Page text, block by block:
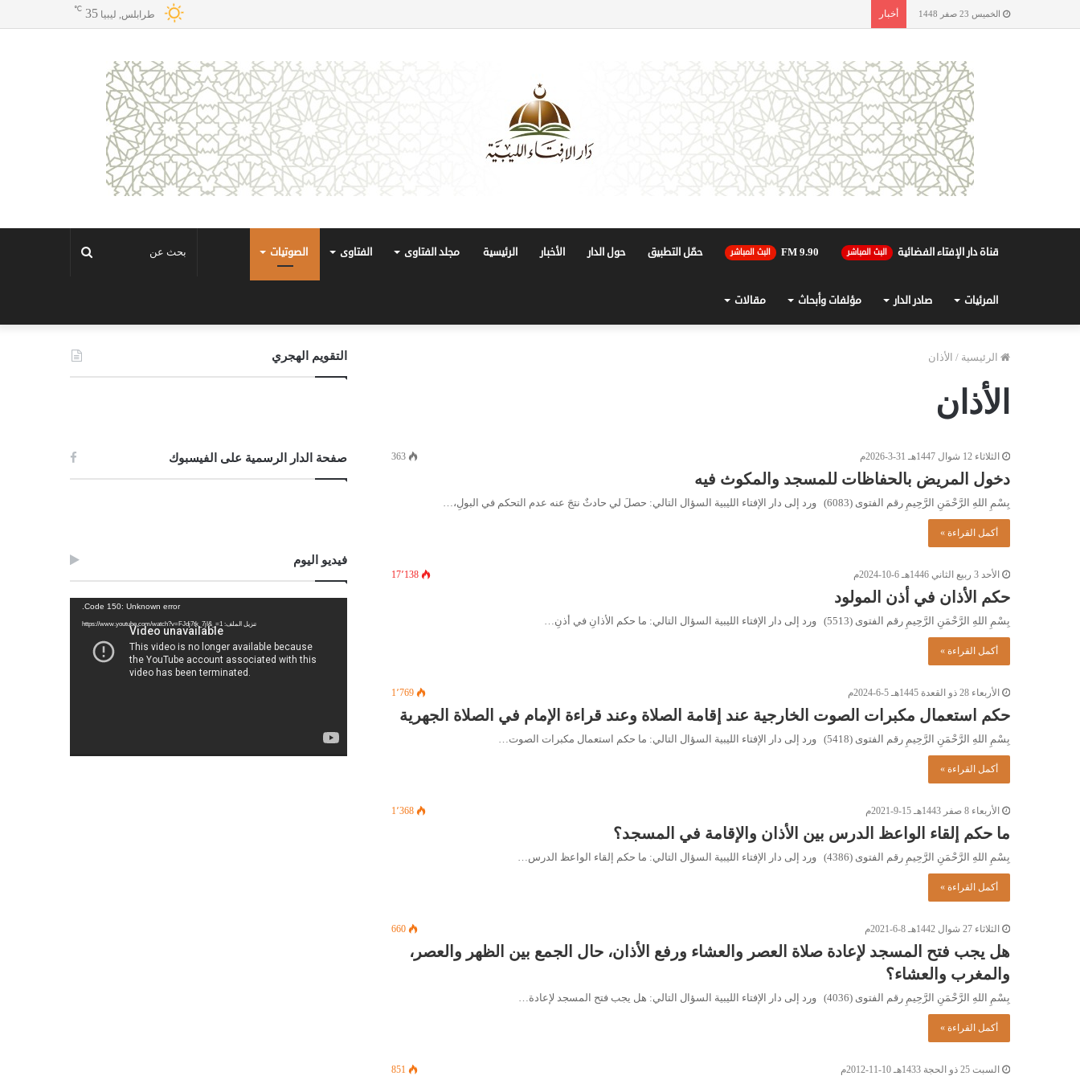
الخميس 23 صفر 1448 أخبار طرابلس, ليبيا 35
℃
قناة دار الإفتاء الفضائية البث المباشر 90.FM 9 البث المباشر حمّل التطبيق حول الدار الأخبار الرئيسية مجلد الفتاوى الفتاوى الصوتيات
المرئيات صادر الدار مؤلفات وأبحاث مقالات
الرئيسية / الأذان
الأذان
الثلاثاء 12 شوال 1447هـ 31-3-2026م 363
دخول المريض بالحفاظات للمسجد والمكوث فيه
بِسْمِ اللهِ الرَّحْمَنِ الرَّحِيمِ رقم الفتوى (6083) ورد إلى دار الإفتاء الليبية السؤال التالي: حصلَ لي حادثٌ نتجَ عنه عدم التحكم في البولِ،…
أكمل القراءة »
الأحد 3 ربيع الثاني 1446هـ 6-10-2024م 17٬138
حكم الأذان في أذن المولود
بِسْمِ اللهِ الرَّحْمَنِ الرَّحِيمِ رقم الفتوى (5513) ورد إلى دار الإفتاء الليبية السؤال التالي: ما حكم الأذانِ في أذنِ…
أكمل القراءة »
الأربعاء 28 ذو القعدة 1445هـ 5-6-2024م 1٬769
حكم استعمال مكبرات الصوت الخارجية عند إقامة الصلاة وعند قراءة الإمام في الصلاة الجهرية
بِسْمِ اللهِ الرَّحْمَنِ الرَّحِيمِ رقم الفتوى (5418) ورد إلى دار الإفتاء الليبية السؤال التالي: ما حكم استعمال مكبرات الصوت…
أكمل القراءة »
الأربعاء 8 صفر 1443هـ 15-9-2021م 1٬368
ما حكم إلقاء الواعظ الدرس بين الأذان والإقامة في المسجد؟
بِسْمِ اللهِ الرَّحْمَنِ الرَّحِيمِ رقم الفتوى (4386) ورد إلى دار الإفتاء الليبية السؤال التالي: ما حكم إلقاء الواعظ الدرس…
أكمل القراءة »
الثلاثاء 27 شوال 1442هـ 8-6-2021م 660
هل يجب فتح المسجد لإعادة صلاة العصر والعشاء ورفع الأذان، حال الجمع بين الظهر والعصر،
والمغرب والعشاء؟
بِسْمِ اللهِ الرَّحْمَنِ الرَّحِيمِ رقم الفتوى (4036) ورد إلى دار الإفتاء الليبية السؤال التالي: هل يجب فتح المسجد لإعادة…
أكمل القراءة »
السبت 25 ذو الحجة 1433هـ 10-11-2012م 851
التقويم الهجري
صفحة الدار الرسمية على الفيسبوك
فيديو اليوم
Code 150: Unknown error.
تنزيل الملف: https://www.youtube.com/watch?v=FJdj7tk_7jI&_=1